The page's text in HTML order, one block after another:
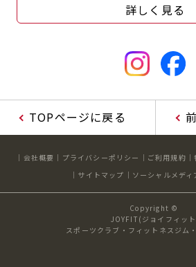
店舗情報
よくある
店舗へのお問い合わせ
JOYFIT+ 店舗
詳しく見る
TOPページに戻る
会社概要 プライバシーポリシー ご利用規約
サイトマップ
ソーシャルメディ
Copyright ©
JOYFIT(ジョイフィッ
スポーツクラブ・フィットネスジム